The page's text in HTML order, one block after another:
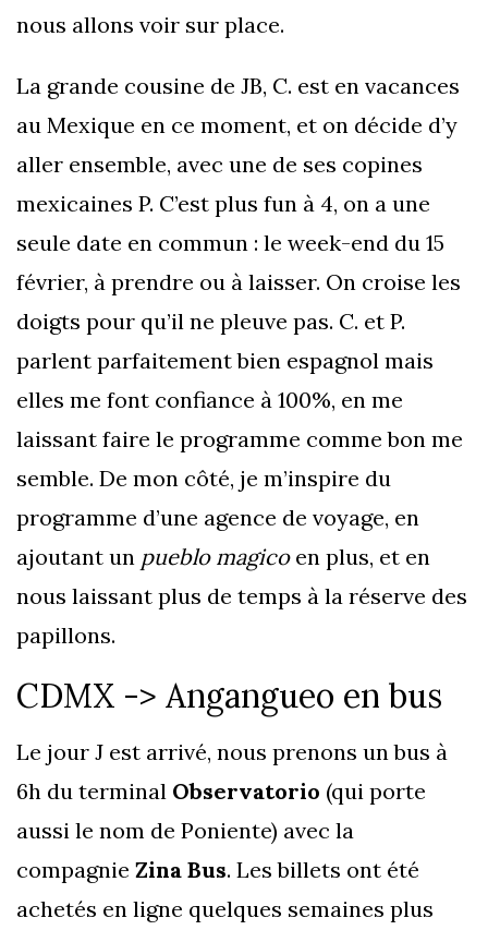
nous allons voir sur place.
La grande cousine de JB, C. est en vacances
au Mexique en ce moment, et on décide d’y
aller ensemble, avec une de ses copines
mexicaines P. C’est plus fun à 4, on a une
seule date en commun : le week-end du 15
février, à prendre ou à laisser. On croise les
doigts pour qu’il ne pleuve pas. C. et P.
parlent parfaitement bien espagnol mais
elles me font confiance à 100%, en me
laissant faire le programme comme bon me
semble. De mon côté, je m’inspire du
programme d’une agence de voyage, en
ajoutant un pueblo magicoen plus, et en
nous laissant plus de temps à la réserve des
papillons.
CDMX -> Angangueo en bus
Le jour J est arrivé, nous prenons un bus à
6h du terminal Observatorio (qui porte
aussi le nom de Poniente) avec la
compagnie Zina Bus. Les billets ont été
achetés en ligne quelques semaines plus